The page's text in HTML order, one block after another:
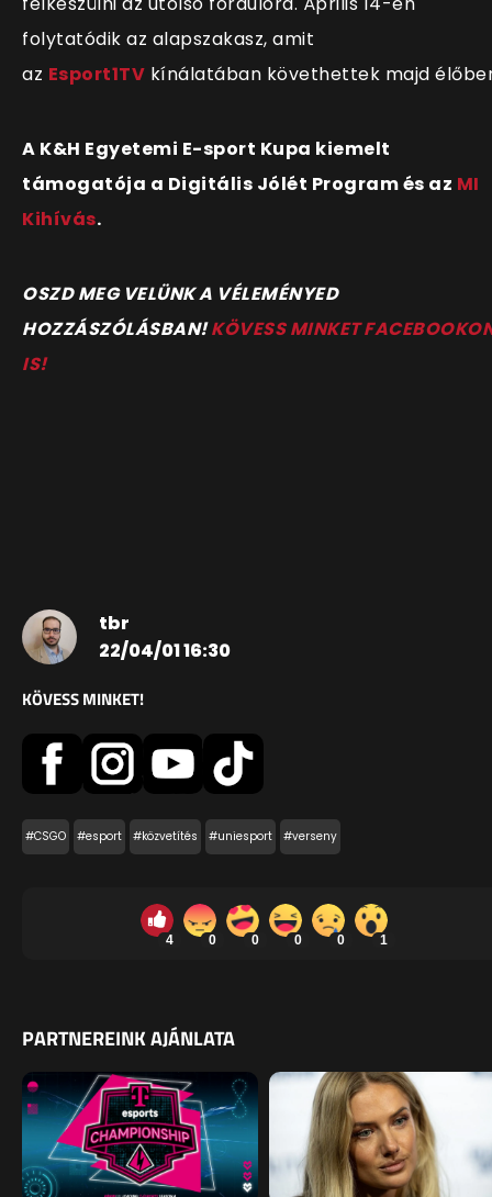
folytatódik az alapszakasz, amit
az Esport1TV kínálatában követhettek majd
A K&H Egyetemi E-sport Kupa kiemelt
támogatója a Digitális Jólét Program és az MI
Kihívás.
OSZD MEG VELÜNK A VÉLEMÉNYED
HOZZÁSZÓLÁSBAN!KÖVESS MINKET
IS!
tbr
22/04/01 16:30
KÖVESS MINKET!
#CSGO #esport #közvetítés #uniesport #verseny
4 0 0 0 0 1
PARTNEREINK AJÁNLATA